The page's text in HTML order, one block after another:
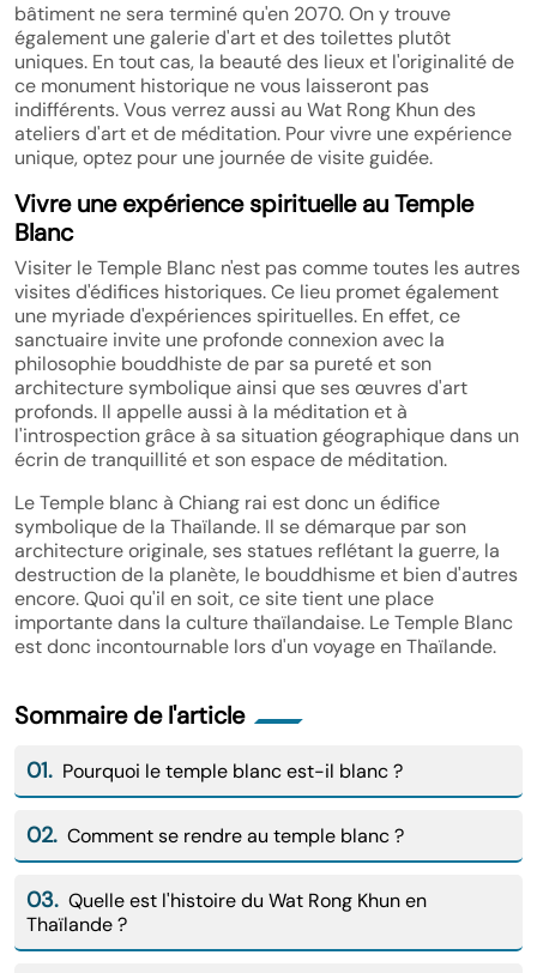
bâtiment ne sera terminé qu'en 2070. On y trouve
également une galerie d'art et des toilettes plutôt
uniques. En tout cas, la beauté des lieux et l'originalité de
ce monument historique ne vous laisseront pas
indifférents. Vous verrez aussi au Wat Rong Khun des
ateliers d'art et de méditation. Pour vivre une expérience
unique, optez pour une journée de visite guidée.
Vivre une expérience spirituelle au Temple
Blanc
Visiter le Temple Blanc n'est pas comme toutes les autres
visites d'édifices historiques. Ce lieu promet également
une myriade d'expériences spirituelles. En effet, ce
sanctuaire invite une profonde connexion avec la
philosophie bouddhiste de par sa pureté et son
architecture symbolique ainsi que ses œuvres d'art
profonds. Il appelle aussi à la méditation et à
l'introspection grâce à sa situation géographique dans un
écrin de tranquillité et son espace de méditation.
Le Temple blanc à Chiang rai est donc un édifice
symbolique de la Thaïlande. Il se démarque par son
architecture originale, ses statues reflétant la guerre, la
destruction de la planète, le bouddhisme et bien d'autres
encore. Quoi qu'il en soit, ce site tient une place
importante dans la culture thaïlandaise. Le Temple Blanc
est donc incontournable lors d'un voyage en Thaïlande.
Sommaire de l'article
01. Pourquoi le temple blanc est-il blanc ?
02. Comment se rendre au temple blanc ?
03. Quelle est l'histoire du Wat Rong Khun en
Thaïlande ?